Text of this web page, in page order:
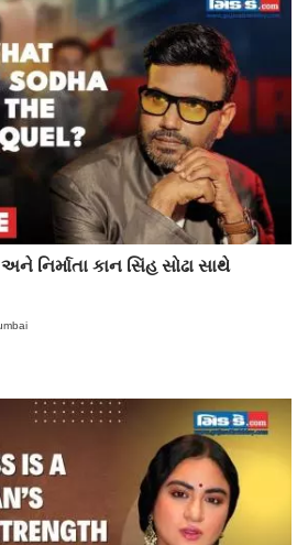
નિર્માતા કાન સિંહ સોઢા સાથે